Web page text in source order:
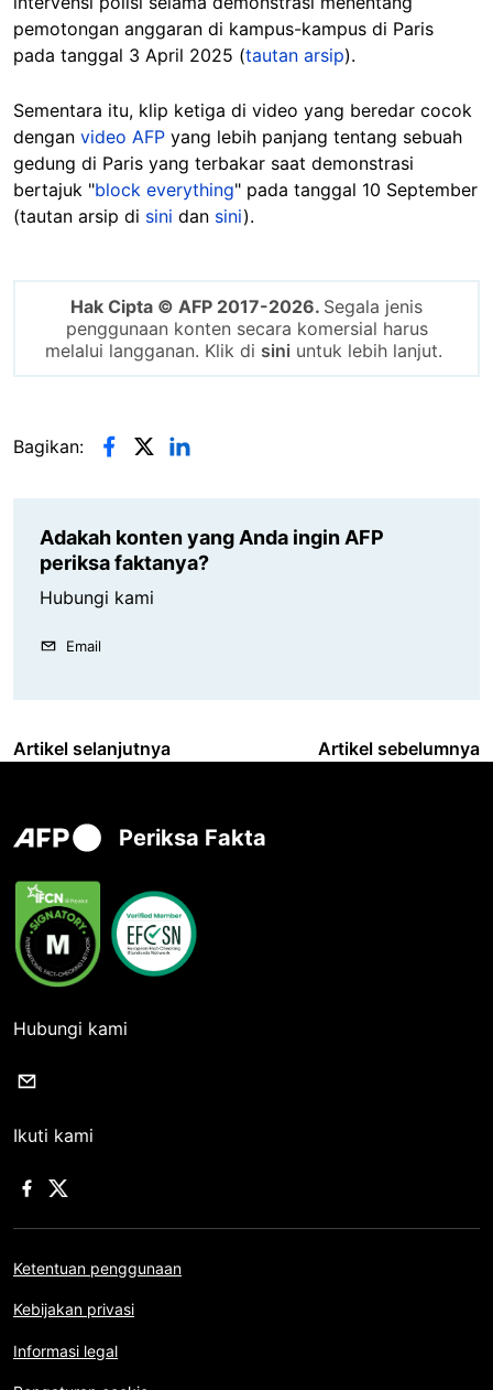
pemotongan anggaran di kampus-kampus di Paris
pada tanggal 3 April 2025 (tautan arsip).
Sementara itu, klip ketiga di video yang beredar cocok
dengan video AFP yang lebih panjang tentang sebuah
gedung di Paris yang terbakar saat demonstrasi
bertajuk "block everything" pada tanggal 10 September
(tautan arsip di sini dan sini).
Hak Cipta © AFP 2017-2026. Segala jenis
penggunaan konten secara komersial harus
melalui langganan. Klik di sini untuk lebih lanjut.
Bagikan:
Adakah konten yang Anda ingin AFP
periksa faktanya?
Hubungi kami
Email
Artikel selanjutnya Artikel sebelumnya
Periksa Fakta
Hubungi kami
Ikuti kami
Ketentuan penggunaan
Kebijakan privasi
Informasi legal